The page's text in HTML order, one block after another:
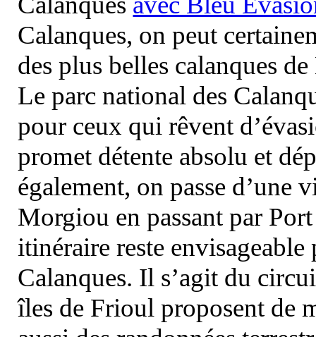
Calanques, on peut
des plus belles calanques
Le parc national des
pour ceux qui rêvent
promet détente absolu et
également, on passe d’une
Morgiou en passant par
itinéraire reste
Calanques. Il s’agit du
îles de Frioul proposent de